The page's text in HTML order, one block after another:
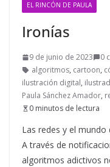
EL RINCÓN DE PAULA
Ironías
9 de junio de 2023
0
algoritmos, cartoon,
ilustración digital,
Paula Sánchez Amador,
0 minutos de lectura
Las redes y el
A través de
algoritmos adictivos